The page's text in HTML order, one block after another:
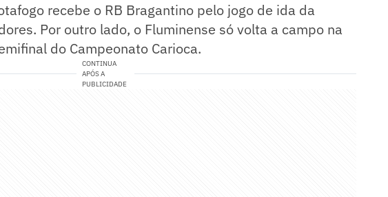
recebe o RB Bragantino pelo jogo de ida da
Por outro lado, o Fluminense só volta a campo na
do Campeonato Carioca.
CONTINUA
APÓS A
PUBLICIDADE